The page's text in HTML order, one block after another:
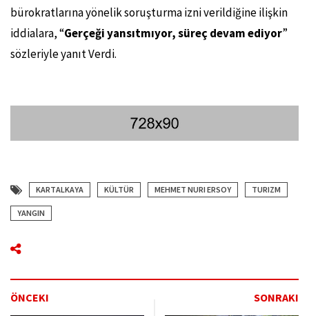
bürokratlarına yönelik soruşturma izni verildiğine ilişkin
iddialara, “Gerçeği yansıtmıyor, süreç devam ediyor”
sözleriyle yanıt Verdi.
KARTALKAYA KÜLTÜR MEHMET NURI ERSOY TURIZM
YANGIN
ÖNCEKI SONRAKI